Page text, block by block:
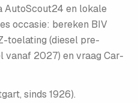
AutoScout24 en lokale
occasie: bereken BIV
toelating (diesel pre-
vanaf 2027) en vraag Car-
sinds 1926).